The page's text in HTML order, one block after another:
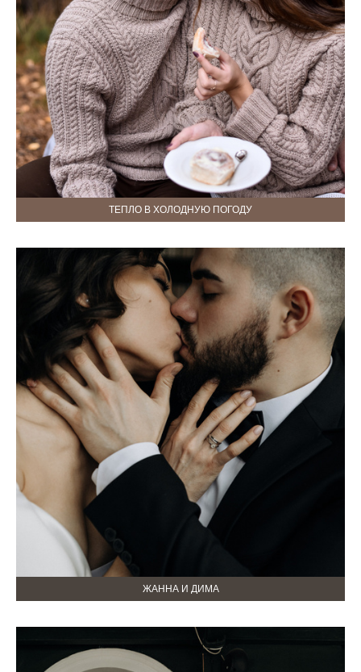
ТЕПЛО В ХОЛОДНУЮ ПОГОДУ
ЖАННА И ДИМА